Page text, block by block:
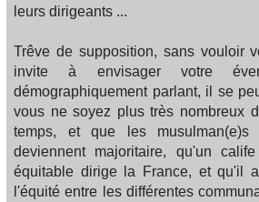
leurs dirigeants ...
Trêve de supposition, sans vouloir
invite à envisager votre
démographiquement parlant, il se
vous ne soyez plus très nombreux
temps, et que les musulman(e)s
deviennent majoritaire, qu'un
équitable dirige la France, et qu'il
l'équité entre les différentes